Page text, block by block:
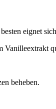
eignet
beheben.